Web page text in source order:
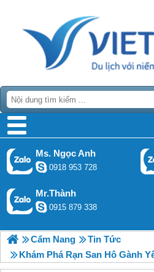
Ms. Ngọc Anh
0918 953 728
Mr.Thành
0915 879 338
Cẩm Nang
Tin Tức
Khám Phá Rạn San Hô Gành